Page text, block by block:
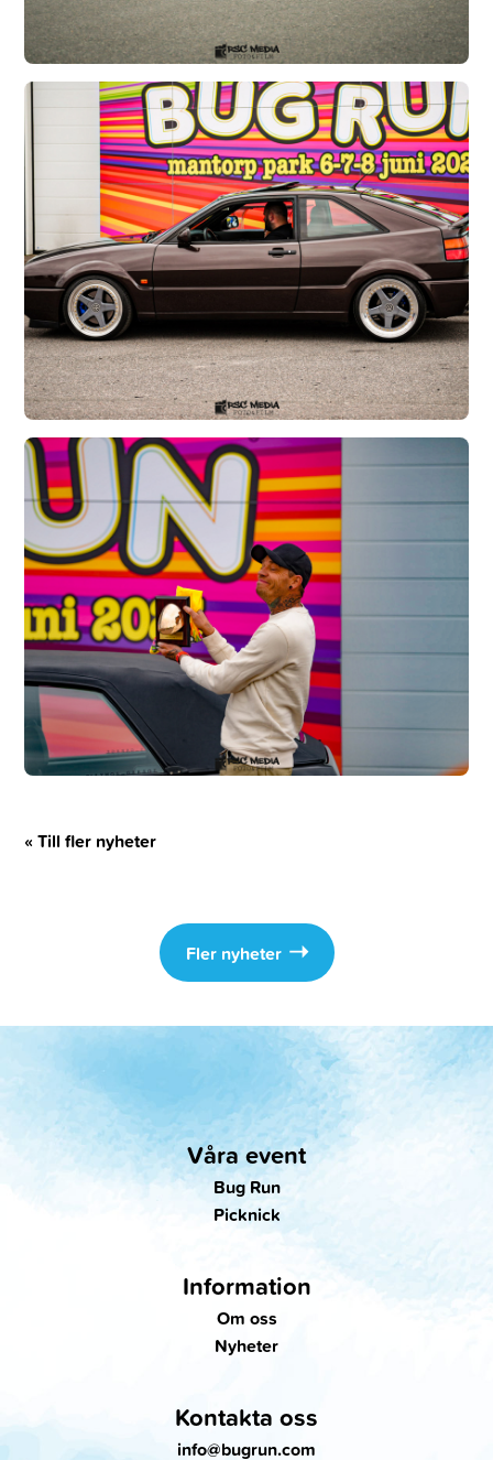
« Till fler nyheter
Fler nyheter
Våra event
Bug Run
Picknick
Information
Om oss
Nyheter
Kontakta oss
info@bugrun.com